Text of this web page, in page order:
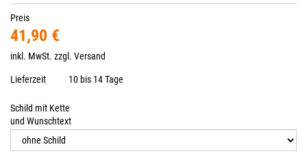
Preis
41,90 €
inkl. MwSt. zzgl. Versand
Lieferzeit 10 bis 14 Tage
Schild mit Kette
und Wunschtext